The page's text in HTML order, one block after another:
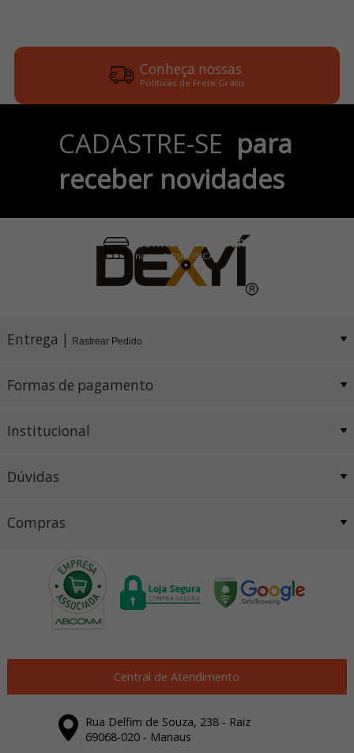
Conheça nossas
Politicas de Frete Grátis
no Cartão de Crédito
Pix e Boleto
Conheça também
nossa LOJA FÍSICA
CADASTRE-SE para
receber novidades
Entrega | Rastrear Pedido
Formas de pagamento
Institucional
Dúvidas
Compras
Central de Atendimento
Rua Delfim de Souza, 238 - Raiz
69068-020 - Manaus